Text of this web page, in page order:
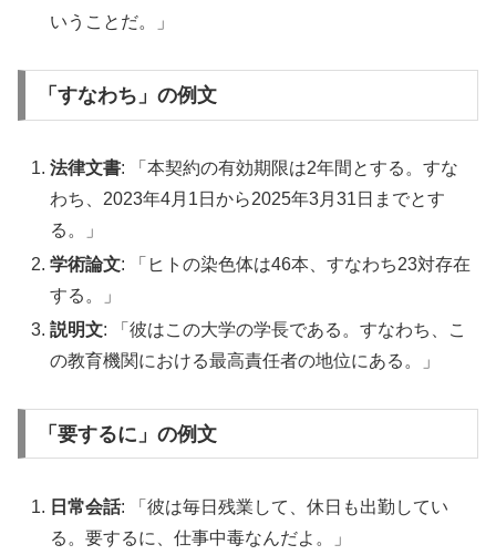
いうことだ。」
「すなわち」の例文
法律文書: 「本契約の有効期限は2年間とする。すな
わち、2023年4月1日から2025年3月31日までとす
る。」
学術論文: 「ヒトの染色体は46本、すなわち23対存在
する。」
説明文: 「彼はこの大学の学長である。すなわち、こ
の教育機関における最高責任者の地位にある。」
「要するに」の例文
日常会話: 「彼は毎日残業して、休日も出勤してい
る。要するに、仕事中毒なんだよ。」